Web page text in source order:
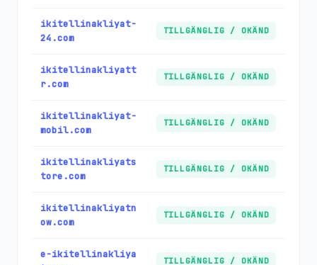
ikitellinakliyat-
24.com
TILLGÄNGLIG / OKÄND
ikitellinakliyatt
r.com
TILLGÄNGLIG / OKÄND
ikitellinakliyat-
mobil.com
TILLGÄNGLIG / OKÄND
ikitellinakliyats
tore.com
TILLGÄNGLIG / OKÄND
ikitellinakliyatn
ow.com
TILLGÄNGLIG / OKÄND
e-ikitellinakliya
TILLGÄNGLIG / OKÄND